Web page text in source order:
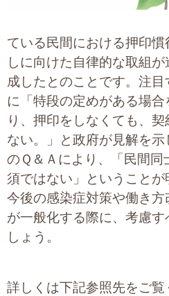
ている民間における押印
しに向けた自律的な取組
成したとのことです。注
に「特段の定めがある場
り、押印をしなくても、
ない。」と政府が見解を
のＱ＆Ａにより、「民間
須ではない」ということが
今後の感染症対策や働き
が一般化する際に、考慮
しょう。
詳しくは下記参照先をご覧
営業